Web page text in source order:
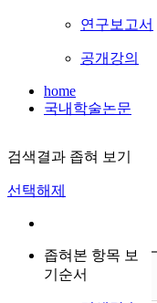
연구보고서
공개강의
home
국내학술논문
검색결과 좁혀 보기
선택해제
좁혀본 항목 보
기순서